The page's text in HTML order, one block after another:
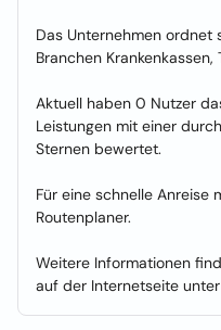
Das Unternehmen
Branchen Krankenkassen,
Aktuell haben 0 Nutzer
Leistungen mit einer
Sternen bewertet.
Für eine schnelle Anreise
Routenplaner.
Weitere Informationen
auf der Internetseite